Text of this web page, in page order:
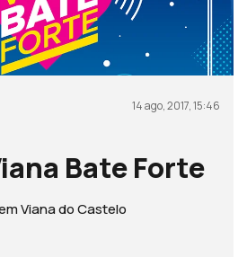
14 ago, 2017, 15:46
Bate Forte
Viana do Castelo